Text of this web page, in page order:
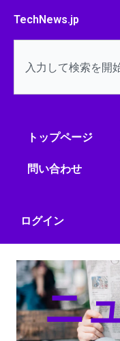
TechNews.jp
トップページ
問い合わせ
ログイン
ニ